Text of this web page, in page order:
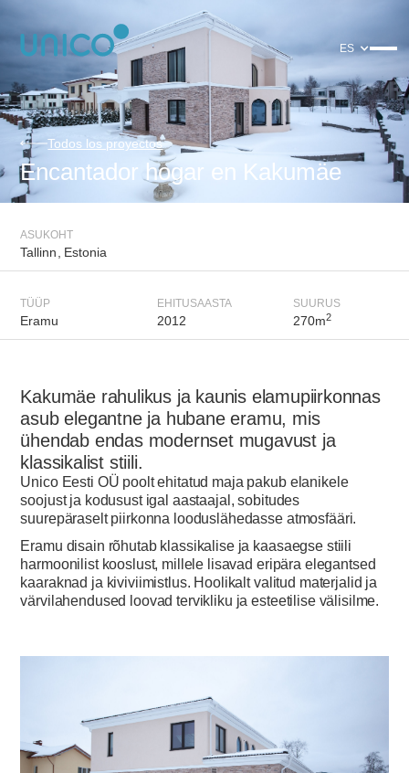
ES
Todos los proyectos
Encantador hogar en Kakumäe
ASUKOHT
Tallinn Estonia
TÜÜP
Eramu
EHITUSAASTA
2012
SUURUS
270m2
Kakumäe rahulikus ja kaunis elamupiirkonnas
asub elegantne ja hubane eramu, mis
ühendab endas modernset mugavust ja
klassikalist stiili.
Unico Eesti OÜ poolt ehitatud maja pakub elanikele
soojust ja kodusust igal aastaajal, sobitudes
suurepäraselt piirkonna looduslähedasse atmosfääri.
Eramu disain rõhutab klassikalise ja kaasaegse stiili
harmoonilist kooslust, millele lisavad eripära elegantsed
kaaraknad ja kiviviimistlus. Hoolikalt valitud materjalid ja
värvilahendused loovad tervikliku ja esteetilise välisilme.